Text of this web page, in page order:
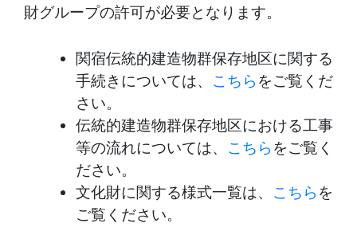
財グループの許可が必要となります。
関宿伝統的建造物群保存地区に関する
手続きについては、 こちら をご覧くだ
さい。
伝統的建造物群保存地区における工事
等の流れについては、 こちら をご覧く
ださい。
文化財に関する様式一覧は、 こちら を
ご覧ください。